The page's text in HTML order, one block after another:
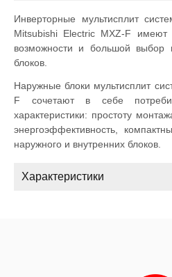
Инверторные мультисплит
Mitsubishi Electric MXZ-F имеют
возможности и большой выбор
блоков.
Наружные блоки мультисплит
F сочетают в себе
характеристики: простоту
энергоэффективность,
наружного и внутренних блоков.
Характеристики